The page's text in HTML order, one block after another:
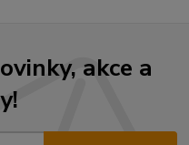
akce a